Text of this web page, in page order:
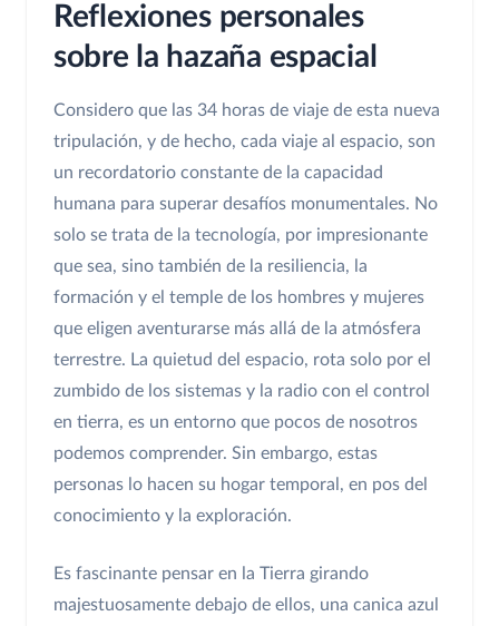
Reflexiones personales
sobre la hazaña espacial
Considero que las 34 horas de viaje de esta nueva
tripulación, y de hecho, cada viaje al espacio, son
un recordatorio constante de la capacidad
humana para superar desafíos monumentales. No
solo se trata de la tecnología, por impresionante
que sea, sino también de la resiliencia, la
formación y el temple de los hombres y mujeres
que eligen aventurarse más allá de la atmósfera
terrestre. La quietud del espacio, rota solo por el
zumbido de los sistemas y la radio con el control
en tierra, es un entorno que pocos de nosotros
podemos comprender. Sin embargo, estas
personas lo hacen su hogar temporal, en pos del
conocimiento y la exploración.
Es fascinante pensar en la Tierra girando
majestuosamente debajo de ellos, una canica azul